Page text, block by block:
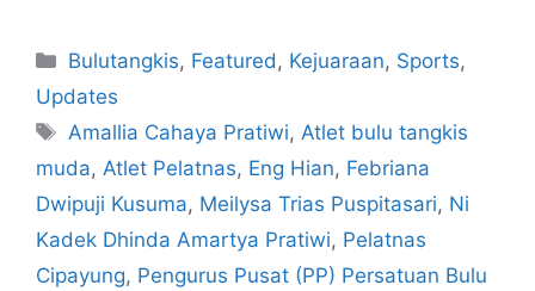
Bulutangkis, Featured , Kejuaraan, Sports,
Updates
Amallia Cahaya Pratiwi, Atlet bulu tangkis
muda, Atlet Pelatnas, Eng Hian, Febriana
Dwipuji Kusuma, Meilysa Trias Puspitasari, Ni
Kadek Dhinda Amartya Pratiwi, Pelatnas
Cipayung, Pengurus Pusat (PP) Persatuan Bulu